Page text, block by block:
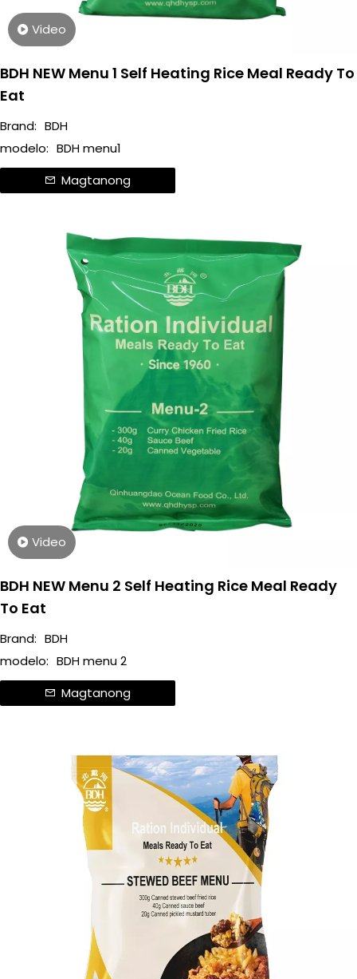
Video
BDH NEW Menu 1 Self Heating Rice Meal Ready To
Eat
Brand: BDH
modelo: BDH menu1
Magtanong
Video
BDH NEW Menu 2 Self Heating Rice Meal Ready
To Eat
Brand: BDH
modelo: BDH menu 2
Magtanong